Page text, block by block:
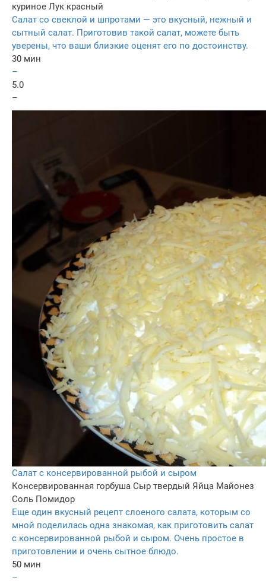
куриное Лук красный
Салат со свеклой и шпротами — это вкусный, нежный и
сытный салат. Приготовив такой салат, можете быть
уверены, что ваши близкие оценят его по достоинству.
30 мин
–
5.0
–
Салат с консервированной рыбой и сыром
Консервированная горбуша Сыр твердый Яйца Майонез
Соль Помидор
Еще один вкусный рецепт слоеного салата, которым со
мной поделилась одна знакомая, как приготовить салат
с консервированной рыбой и сыром. Очень простое в
приготовлении и очень сытное блюдо.
50 мин
–